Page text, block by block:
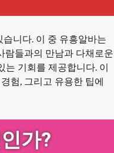
니다. 이 중 유흥알바는
람들과의 만남과 다채로운
는 기회를 제공합니다. 이
험, 그리고 유용한 팁에
가?